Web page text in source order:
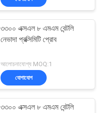
৩৩০০ এক্সএল ৮ এমএম বেন্টলি
নেভাদা প্রক্সিমিটি প্রোব
আলোচনাযোগ্য MOQ:1
যোগাযোগ
৩৩০০ এক্সএল ৮ এমএম বেন্টলি